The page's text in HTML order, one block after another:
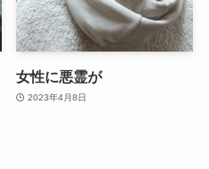
女性に悪霊が
2023年4月8日